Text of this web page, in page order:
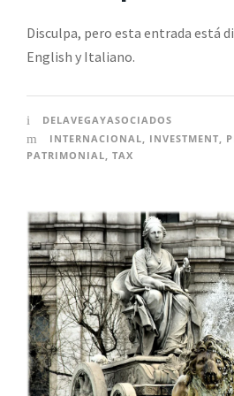
Disculpa, pero esta entrada está
English y Italiano.
DELAVEGAYASOCIADOS
INTERNACIONAL
INVESTMENT
PATRIMONIAL TAX